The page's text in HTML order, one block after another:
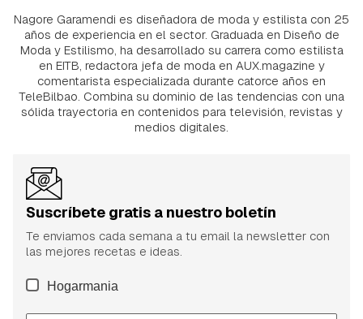
Nagore Garamendi es diseñadora de moda y estilista con 25
años de experiencia en el sector. Graduada en Diseño de
Moda y Estilismo, ha desarrollado su carrera como estilista
en EITB, redactora jefa de moda en AUX.magazine y
comentarista especializada durante catorce años en
TeleBilbao. Combina su dominio de las tendencias con una
sólida trayectoria en contenidos para televisión, revistas y
medios digitales.
Suscríbete gratis a nuestro boletín
Te enviamos cada semana a tu email la newsletter con
las mejores recetas e ideas.
Hogarmania